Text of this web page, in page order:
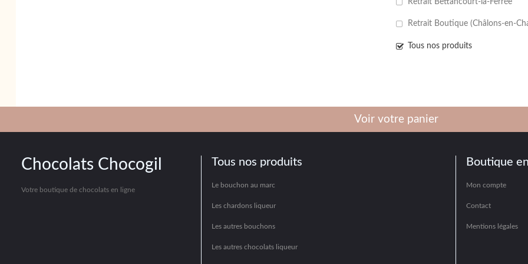
Retrait Boutique (Châlons-en-
Tous nos produits
Voir votre panier
Chocolats Chocogil
Votre boutique de chocolats en ligne
Tous nos produits
Le bouchon au marc
Les chardons liqueur
Les autres bouchons
Les autres chocolats liqueur
Boutique
Mon compte
Contact
Mentions légales